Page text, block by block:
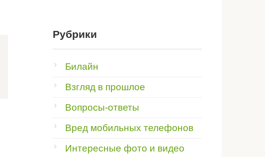
Рубрики
Билайн
Взгляд в прошлое
Вопросы-ответы
Вред мобильных телефонов
Интересные фото и видео